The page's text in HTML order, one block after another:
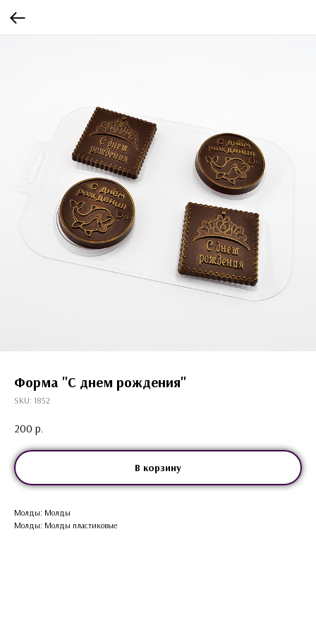
Форма "С днем рождения"
SKU: 1852
200 р.
В корзину
Молды: Молды
Молды: Молды пластиковые